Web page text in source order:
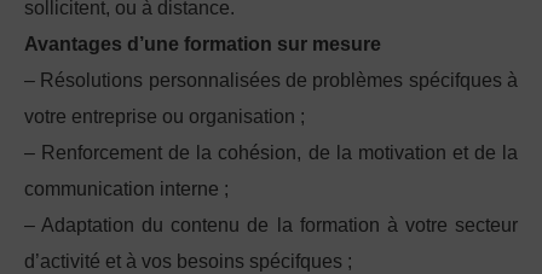
sollicitent, ou à distance.
Avantages d’une formation sur mesure
– Résolutions personnalisées de problèmes spécifques à
votre entreprise ou organisation ;
– Renforcement de la cohésion, de la motivation et de la
communication interne ;
– Adaptation du contenu de la formation à votre secteur
d’activité et à vos besoins spécifques ;